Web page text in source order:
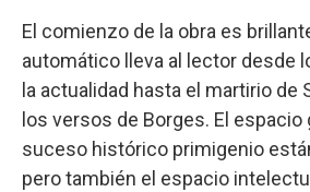
El comienzo de la obra es
automático lleva al lector desde
la actualidad hasta el martirio de
los versos de Borges. El espacio
suceso histórico primigenio
pero también el espacio